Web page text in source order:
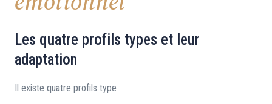
Les quatre profils types et leur
adaptation
Il existe quatre profils type :